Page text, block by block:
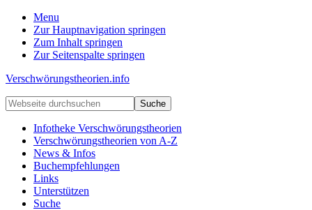
Menu
Zur Hauptnavigation springen
Zum Inhalt springen
Zur Seitenspalte springen
Verschwörungstheorien.info
Beiträge
zu
Merkmalen,
Funktionen
Risiken
konspirationistischen
Denkens
Webseite
durchsuchen
Infotheke Verschwörungstheorien
Verschwörungstheorien von A-Z
News & Infos
Buchempfehlungen
Links
Unterstützen
Suche